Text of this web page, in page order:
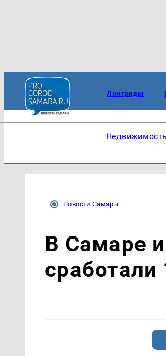
Лонгриды
Недвижимость
Новости Самары
В Самаре
сработали